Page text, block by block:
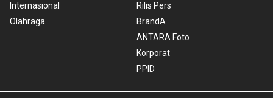
Internasional
Olahraga
Rilis Pers
BrandA
ANTARA Foto
Korporat
PPID